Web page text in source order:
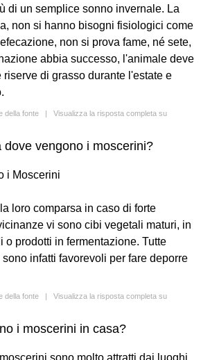
di un semplice sonno invernale. La
non si hanno bisogni fisiologici come
non si prova fame, né sete,
abbia successo, l'animale deve
riserve di grasso durante l'estate e
della fonte | Visualizza la risposta completa su
dove vengono i moscerini?
i Moscerini
la loro comparsa in caso di forte
vi sono cibi vegetali maturi, in
o prodotti in fermentazione. Tutte
infatti favorevoli per fare deporre
della fonte | Visualizza la risposta completa su
i moscerini in casa?
sono molto attratti dai luoghi